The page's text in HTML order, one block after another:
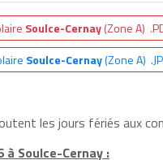
Soulce-Cernay(Zone A)
Soulce-Cernay(Zone A)
les jours fériés aux
à Soulce-Cernay :